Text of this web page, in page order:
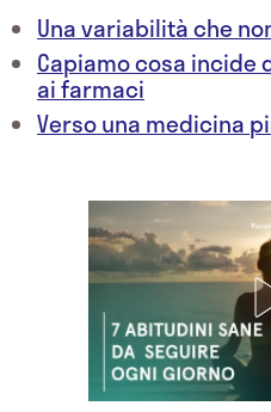
Una variabilità che
Capiamo cosa incide
ai farmaci
Verso una medicina